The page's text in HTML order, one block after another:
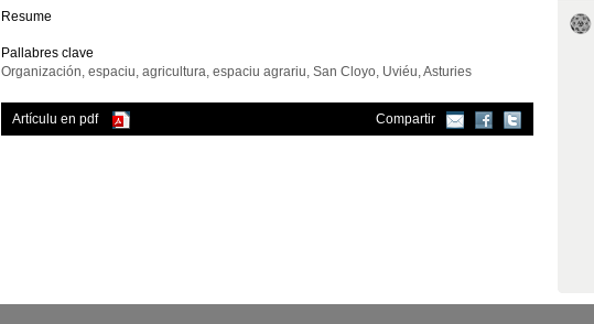
Resume
Pallabres clave
Organización, espaciu, agricultura, espaciu agrariu, San Cloyo, Uviéu, Asturies
Artículu en pdf Compartir